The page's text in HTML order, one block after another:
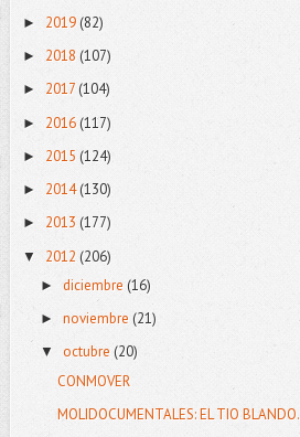
► 2019(82)
► 2018 (107)
► 2017 (104)
► 2016(117)
► 2015 (124)
► 2014(130)
► 2013 (177)
▼ 2012 (206)
► diciembre (16)
► noviembre (21)
▼ octubre (20)
CONMOVER
MOLIDOCUMENTALES: EL TIO BLANDO.